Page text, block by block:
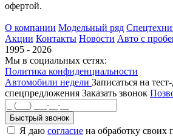
офертой.
О компании Модельный ряд
Акции Контакты Новости Авто с
1995 - 2026
Мы в социальных сетях:
Политика конфиденциальности
Автомобили недели Записаться на
спецпредложения Заказать звонок
Быстрый звонок
Я даю согласие на обработку своих